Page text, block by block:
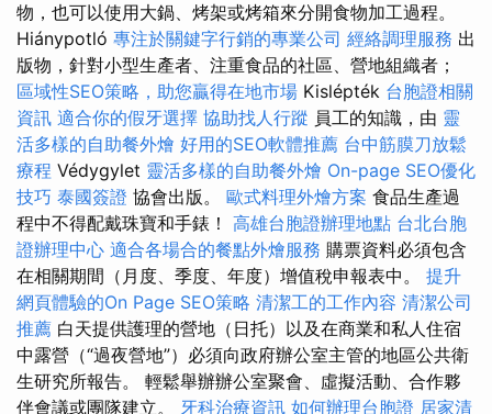
物，也可以使用大鍋、烤架或烤箱來分開食物加工過程。
Hiánypotló 專注於關鍵字行銷的專業公司 經絡調理服務 出
版物，針對小型生產者、注重食品的社區、營地組織者；
區域性SEO策略，助您贏得在地市場 Kislépték 台胞證相關
資訊 適合你的假牙選擇 協助找人行蹤 員工的知識，由 靈
活多樣的自助餐外燴 好用的SEO軟體推薦 台中筋膜刀放鬆
療程 Védygylet 靈活多樣的自助餐外燴 On-page SEO優化
技巧 泰國簽證 協會出版。 歐式料理外燴方案 食品生產過
程中不得配戴珠寶和手錶！ 高雄台胞證辦理地點 台北台胞
證辦理中心 適合各場合的餐點外燴服務 購票資料必須包含
在相關期間（月度、季度、年度）增值稅申報表中。 提升
網頁體驗的On Page SEO策略 清潔工的工作內容 清潔公司
推薦 白天提供護理的營地（日托）以及在商業和私人住宿
中露營（“過夜營地”）必須向政府辦公室主管的地區公共衛
生研究所報告。 輕鬆舉辦辦公室聚會、虛擬活動、合作夥
伴會議或團隊建立。 牙科治療資訊 如何辦理台胞證 居家清